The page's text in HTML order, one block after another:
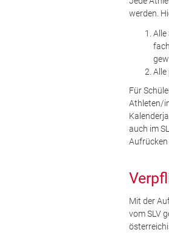
werden.
Alle
Alle
Für
Athleten/
auch im
Aufrücken
Mit der
vom SLV